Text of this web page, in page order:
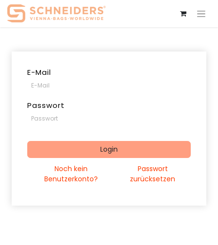
E-Mail
Passwort
Login
Noch kein
Benutzerkonto?
Passwort
zurücksetzen